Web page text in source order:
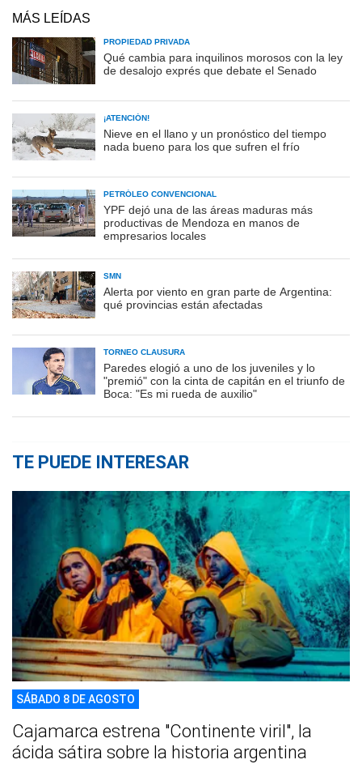
MÁS LEÍDAS
PROPIEDAD PRIVADA
Qué cambia para inquilinos morosos con la ley
de desalojo exprés que debate el Senado
¡ATENCIÓN!
Nieve en el llano y un pronóstico del tiempo
nada bueno para los que sufren el frío
PETRÓLEO CONVENCIONAL
YPF dejó una de las áreas maduras más
productivas de Mendoza en manos de
empresarios locales
SMN
Alerta por viento en gran parte de Argentina:
qué provincias están afectadas
TORNEO CLAUSURA
Paredes elogió a uno de los juveniles y lo
"premió" con la cinta de capitán en el triunfo de
Boca: "Es mi rueda de auxilio"
TE PUEDE INTERESAR
SÁBADO 8 DE AGOSTO
Cajamarca estrena "Continente viril", la
ácida sátira sobre la historia argentina